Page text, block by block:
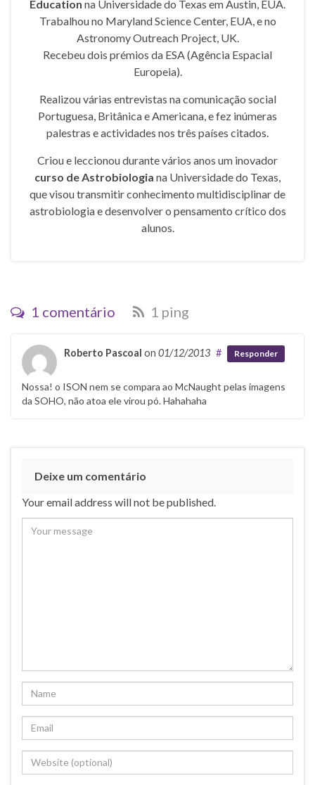
Education na Universidade do Texas em Austin, EUA.
Trabalhou no Maryland Science Center, EUA, e no
Astronomy Outreach Project, UK.
Recebeu dois prémios da ESA (Agência Espacial
Europeia).
Realizou várias entrevistas na comunicação social
Portuguesa, Britânica e Americana, e fez inúmeras
palestras e actividades nos três países citados.
Criou e leccionou durante vários anos um inovador
curso de Astrobiologia na Universidade do Texas,
que visou transmitir conhecimento multidisciplinar de
astrobiologia e desenvolver o pensamento crítico dos
alunos.
1 comentário 1 ping
Roberto Pascoal on 01/12/2013 # Responder
Nossa! o ISON nem se compara ao McNaught pelas imagens
da SOHO, não atoa ele virou pó. Hahahaha
Deixe um comentário
Your email address will not be published.